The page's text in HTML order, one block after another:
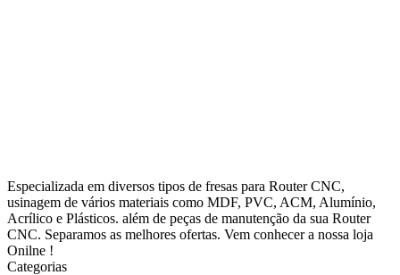
Especializada em diversos tipos de fresas para Router CNC,
usinagem de vários materiais como MDF, PVC, ACM, Alumínio,
Acrílico e Plásticos. além de peças de manutenção da sua Router
CNC. Separamos as melhores ofertas. Vem conhecer a nossa loja
Onilne !
Categorias